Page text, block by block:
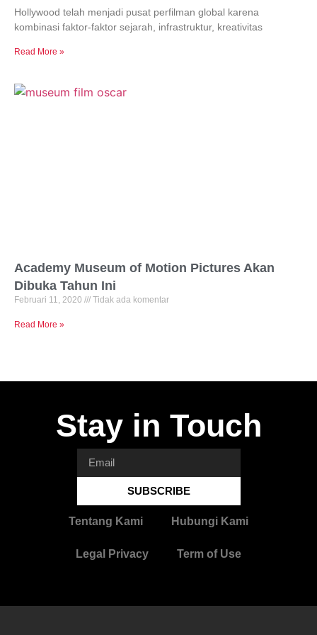
Hollywood telah menjadi pusat perfilman global karena
kombinasi faktor-faktor sejarah, infrastruktur, kreativitas
Read More »
Academy Museum of Motion Pictures Akan
Dibuka Tahun Ini
Februari 11, 2020 Tidak ada komentar
Read More »
Stay in Touch
SUBSCRIBE
Tentang Kami Hubungi Kami
Legal Privacy Term of Use